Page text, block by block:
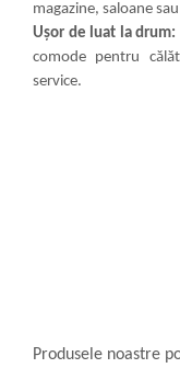
magazine, saloane
Ușor de luat la drum:
comode pentru
service.
Produsele noastre